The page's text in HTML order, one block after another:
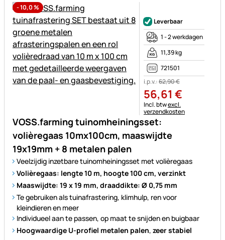
-10,0%
VOSS.farming tuinomheiningsset:
volièregaas 10mx100cm, maaswijdte
19x19mm + 8 metalen palen
Veelzijdig inzetbare tuinomheiningsset met volièregaas
Volièregaas: lengte 10 m, hoogte 100 cm, verzinkt
Maaswijdte: 19 x 19 mm, draaddikte: Ø 0,75 mm
Te gebruiken als tuinafrastering, klimhulp, ren voor
kleindieren en meer
Individueel aan te passen, op maat te snijden en buigbaar
Hoogwaardige U-profiel metalen palen, zeer stabiel
Leverbaar
1 - 2 werkdagen
11,39 kg
721501
i.p.v.:62,90€
56,61 €
Belastinginformatie:
Incl. btwexcl.
verzendkosten